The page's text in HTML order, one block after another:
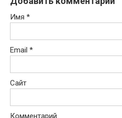
Имя *
Email *
Сайт
Комментарий